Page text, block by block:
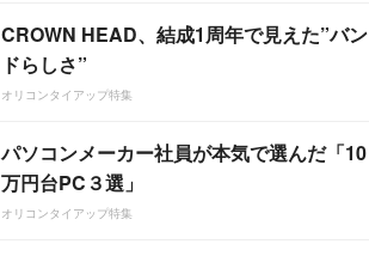
CROWN HEAD、結成1周年で見えた”バン
ドらしさ”
オリコンタイアップ特集
パソコンメーカー社員が本気で選んだ「10
万円台PC３選」
オリコンタイアップ特集